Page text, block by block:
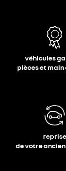
véhicules
pièces et
reprise
de votre